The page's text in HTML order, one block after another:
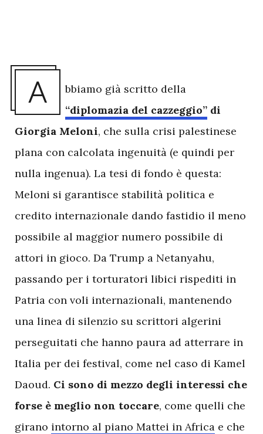
A
bbiamo già scritto della
“diplomazia del cazzeggio” di
Giorgia Meloni, che sulla crisi palestinese
plana con calcolata ingenuità (e quindi per
nulla ingenua). La tesi di fondo è questa:
Meloni si garantisce stabilità politica e
credito internazionale dando fastidio il meno
possibile al maggior numero possibile di
attori in gioco. Da Trump a Netanyahu,
passando per i torturatori libici rispediti in
Patria con voli internazionali, mantenendo
una linea di silenzio su scrittori algerini
perseguitati che hanno paura ad atterrare in
Italia per dei festival, come nel caso di Kamel
Daoud. Ci sono di mezzo degli interessi che
forse è meglio non toccare, come quelli che
girano intorno al piano Mattei in Africa e che